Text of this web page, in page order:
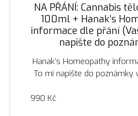
NA PŘÁNÍ: Cannabis
100ml + Hanak’s
informace dle přání
napište do
Hanak’s Homeopathy
To mi napište do poznámky
990 Kč